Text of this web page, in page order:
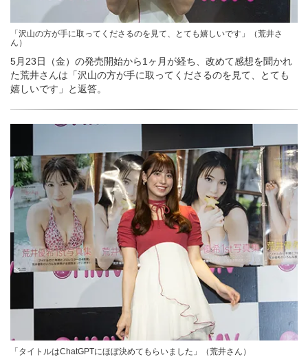
「沢山の方が手に取ってくださるのを見て、とても嬉しいです」（荒井さ
ん）
5月23日（金）の発売開始から1ヶ月が経ち、改めて感想を聞かれ
た荒井さんは「沢山の方が手に取ってくださるのを見て、とても
嬉しいです」と返答。
「タイトルはChatGPTにほぼ決めてもらいました」（荒井さん）